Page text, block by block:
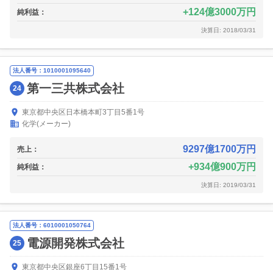
純利益： 124億3000万円
決算日: 2018/03/31
法人番号：1010001095640
24 第一三共株式会社
東京都中央区日本橋本町3丁目5番1号
化学(メーカー)
売上： 9297億1700万円
純利益： 934億900万円
決算日: 2019/03/31
法人番号：6010001050764
25 電源開発株式会社
東京都中央区銀座6丁目15番1号